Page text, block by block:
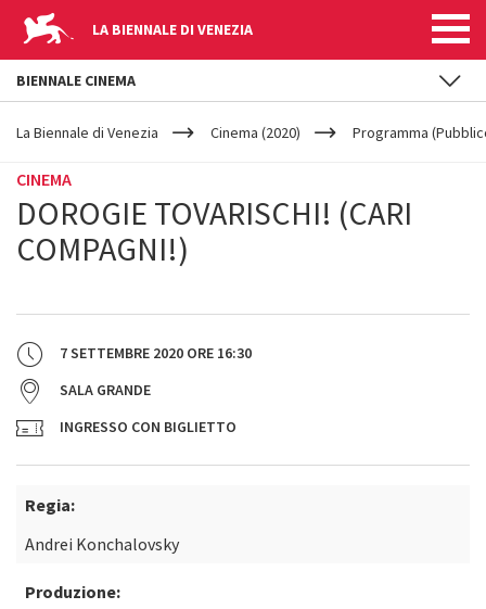
LA BIENNALE DI VENEZIA
YOUR
ARE
La Biennale di Venezia Cinema (2020) Programma
CINEMA
DOROGIE TOVARISCHI! (CARI
COMPAGNI!)
7 SETTEMBRE 2020 ORE 16:30
SALA GRANDE
INGRESSO CON BIGLIETTO
Regia:
Andrei Konchalovsky
Produzione:
BIENNALE CINEMA